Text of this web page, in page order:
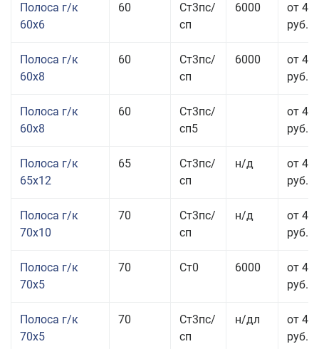
Полоса г/к
60x6
60
Ст3пс/
сп
6000
от 42
руб.
Полоса г/к
60x8
60
Ст3пс/
сп
6000
от 42
руб.
Полоса г/к
60x8
60
Ст3пс/
сп5
от 42
руб.
Полоса г/к
65x12
65
Ст3пс/
сп
н/д
от 42
руб.
Полоса г/к
70x10
70
Ст3пс/
сп
н/д
от 42
руб.
Полоса г/к
70x5
70 Ст0 6000
от 44
руб.
Полоса г/к
70x5
70
Ст3пс/
сп
н/дл
от 44
руб.